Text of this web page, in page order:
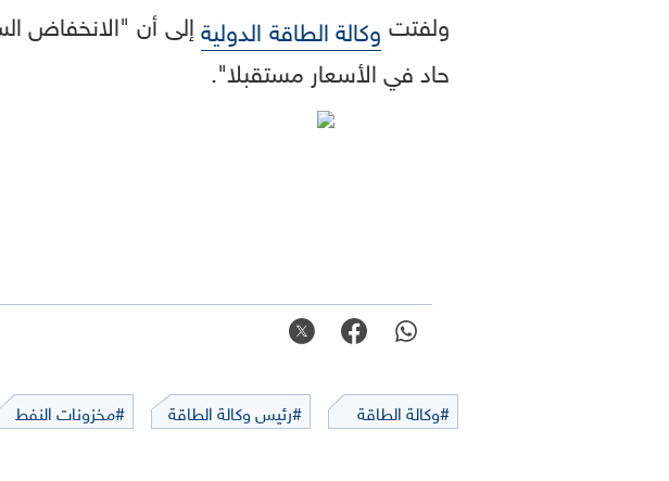
ولفتت وكالة الطاقة الدوليةإلى أن "الانخفاض
حاد في الأسعار مستقبلا".
#وكالة الطاقة #رئيس وكالة الطاقة #مخزونات النفط